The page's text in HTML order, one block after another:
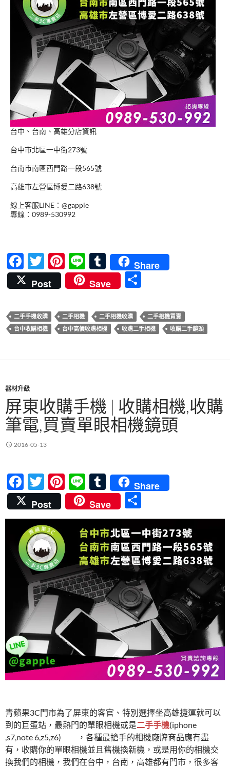
台中、台南、高雄分店資訊
台中市北區一中街273號
台南市南區西門路一段565號
高雄市左營區博愛二路638號
線上客服LINE：@gapple
專線：0989-530992
F
ac
e
b
o
k
T
w
itt
er
Pi
nt
er
es
t
Li
n
e
T
u
m
bl
r
Share
Post
Save
二手手機收購 二手相機 二手相機收購
二手相機買賣
台中收購相機
台中高價收購相機 收購二手相機 收購二手鏡頭
器材升級
屏東收購手機 | 收購相機,收購
筆電,買賣單眼相機鏡頭
2016-05-13
F
ac
e
b
o
o
k
T
w
itt
er
Pi
nt
er
es
t
Li
n
e
T
u
m
bl
r
Share
Post
Save
享
青蘋果3C門市為了屏東的客官、特別選擇坐高雄捷運就可以
到的巨蛋站，最熱門的單眼相機或是二手手機(iphone
,s7,note 6,z5,z6)
，各種最搶手的相機廠牌商品應有盡
有，收購你的單眼相機並且舊機換新機，或是用你的相機交
換我們的相機，我們在台中，台南，高雄都有門市，很多客